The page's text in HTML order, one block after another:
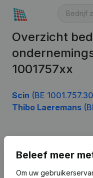
Overzicht
1001757xx
Scin (BE
Thibo Laeremans
Beleef meer
Om uw